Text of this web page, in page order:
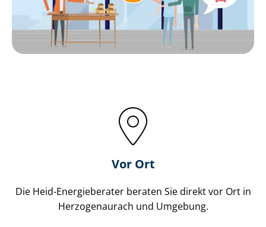
Vor Ort
Die Heid-Energieberater beraten Sie direkt vor Ort in
Herzogenaurach und Umgebung.